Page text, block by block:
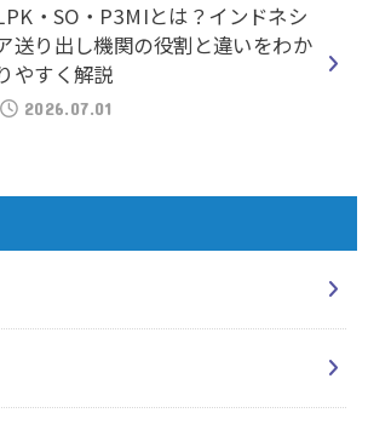
・SO・P3MIとは？インドネシ
送り出し機関の役割と違いをわか
やすく解説
2026.07.01